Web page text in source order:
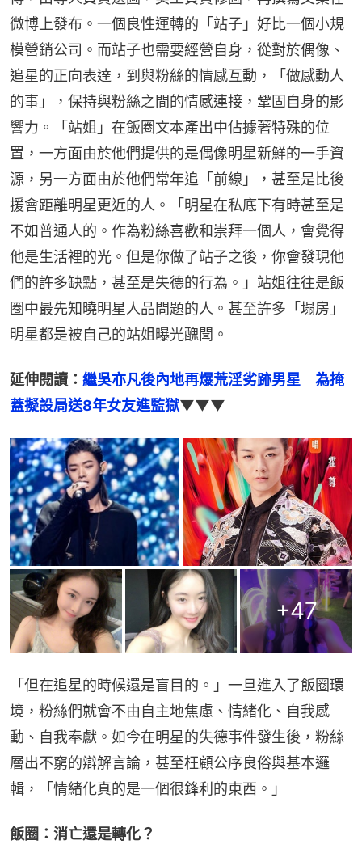
微博上發布。一個良性運轉的「站子」好比一個小規
模營銷公司。而站子也需要經營自身，從對於偶像、
追星的正向表達，到與粉絲的情感互動，「做感動人
的事」，保持與粉絲之間的情感連接，鞏固自身的影
響力。「站姐」在飯圈文本產出中佔據著特殊的位
置，一方面由於他們提供的是偶像明星新鮮的一手資
源，另一方面由於他們常年追「前線」，甚至是比後
援會距離明星更近的人。「明星在私底下有時甚至是
不如普通人的。作為粉絲喜歡和崇拜一個人，會覺得
他是生活裡的光。但是你做了站子之後，你會發現他
們的許多缺點，甚至是失德的行為。」站姐往往是飯
圈中最先知曉明星人品問題的人。甚至許多「塌房」
明星都是被自己的站姐曝光醜聞。
延伸閱讀： 繼吳亦凡後內地再爆荒淫劣跡男星　為掩
蓋擬設局送8年女友進監獄▼▼▼
+47
「但在追星的時候還是盲目的。」一旦進入了飯圈環
境，粉絲們就會不由自主地焦慮、情緒化、自我感
動、自我奉獻。如今在明星的失德事件發生後，粉絲
層出不窮的辯解言論，甚至枉顧公序良俗與基本邏
輯，「情緒化真的是一個很鋒利的東西。」
飯圈：消亡還是轉化？